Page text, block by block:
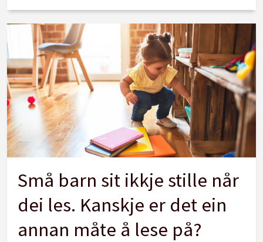
Små barn sit ikkje stille når
dei les. Kanskje er det ein
annan måte å lese på?